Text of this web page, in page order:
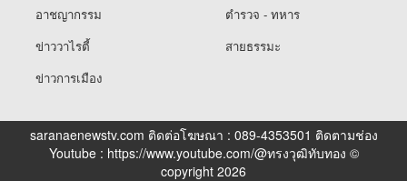
อาชญากรรม
ตำรวจ - ทหาร
ข่าววาไรตี้
สายธรรมะ
ข่าวการเมือง
saranaenewstv.com ติดต่อโฆษณา : 089-4353501 ติดตามช่อง
Youtube : https://www.youtube.com/@ทรงวุฒิทับทอง ©
copyright 2026